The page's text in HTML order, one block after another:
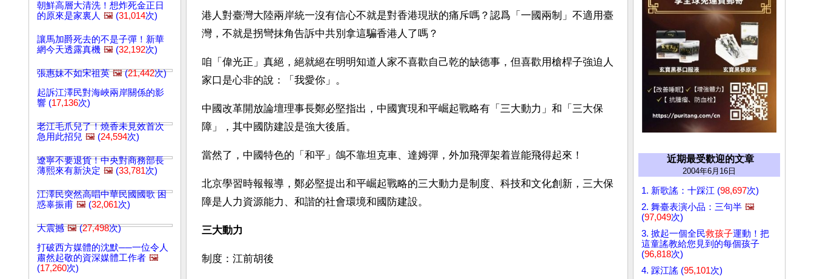
朝鮮高層大清洗！想炸死金正日
的原來是家裏人 🖼️ (31,014次)
讓馬加爵死去的不是子彈！新華
網今天透露真機 🖼️ (32,192次)
張惠妹不如宋祖英 🖼️(21,442次)
起訴江澤民對海峽兩岸關係的影
響 (17,136次)
老江毛爪兒了！燒香未見效首次
急用此招兒 🖼️ (24,594次)
遼寧不要退貨！中央對商務部長
薄熙來有新決定 🖼️ (33,781次)
江澤民突然高唱中華民國國歌 困
惑辜振甫 🖼️ (32,061次)
大震撼 🖼️(27,498次)
打破西方媒體的沈默──一位令人
肅然起敬的資深媒體工作者 🖼️
(17,260次)
港人對臺灣大陸兩岸統一沒有信心不就是對香港現狀的痛斥嗎？認爲「一國兩制」不適用臺
灣，不就是拐彎抹角告訴中共別拿這騙香港人了嗎？
咱「偉光正」真絕，絕就絕在明明知道人家不喜歡自己乾的缺德事，但喜歡用槍桿子強迫人
家口是心非的說：「我愛你」。
中國改革開放論壇理事長鄭必堅指出，中國實現和平崛起戰略有「三大動力」和「三大保
障」，其中國防建設是強大後盾。
當然了，中國特色的「和平」鴿不靠坦克車、達姆彈，外加飛彈架着豈能飛得起來！
北京學習時報報導，鄭必堅提出和平崛起戰略的三大動力是制度、科技和文化創新，三大保
障是人力資源能力、和諧的社會環境和國防建設。
三大動力
制度：江前胡後
近期最受歡迎的文章
2004年6月16日
1. 新歌謠：十踩江 (98,697次)
2. 舞臺表演小品：三句半 🖼️
(97,049次)
3. 掀起一個全民救孩子運動！把
這童謠教給您見到的每個孩子
(96,818次)
4. 踩江謠 (95,101次)